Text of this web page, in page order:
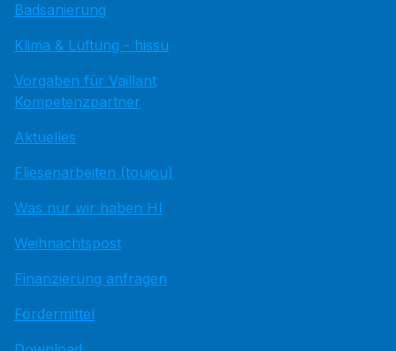
Badsanierung
Klima & Lüftung - hissu
Vorgaben für Vaillant
Kompetenzpartner
Aktuelles
Fliesenarbeiten (toujou)
Was nur wir haben HI
Weihnachtspost
Finanzierung anfragen
Fördermittel